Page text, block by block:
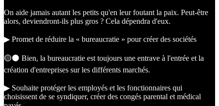
On aide jamais autant les petits qu'en leur foutant la paix. Peut-être
alors, deviendront-ils plus gros ? Cela dépendra d'eux.
▶︎ Promet de réduire la « bureaucratie » pour créer des sociétés
🟡⚫️ Bien, la bureaucratie est toujours une entrave à l'entrée et la
création d'entreprises sur les différents marchés.
▶︎ Souhaite protéger les employés et les fonctionnaires qui
choisissent de se syndiquer, créer des congés parental et médical